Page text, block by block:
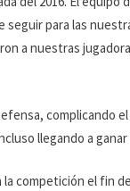
para las
a nuestras
complicando
llegando a
competición el fin